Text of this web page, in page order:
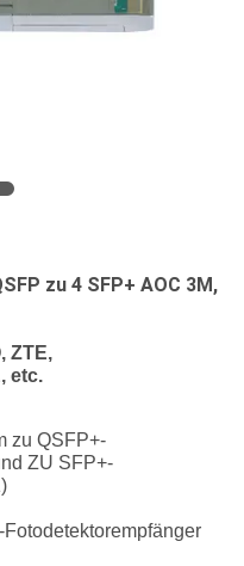
zu 4 SFP+ AOC 3M,
ZTE,
etc.
zu QSFP+-
ZU SFP+-